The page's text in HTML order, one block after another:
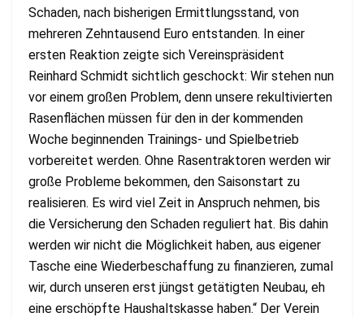
Schaden, nach bisherigen Ermittlungsstand, von
mehreren Zehntausend Euro entstanden. In einer
ersten Reaktion zeigte sich Vereinspräsident
Reinhard Schmidt sichtlich geschockt: Wir stehen nun
vor einem großen Problem, denn unsere rekultivierten
Rasenflächen müssen für den in der kommenden
Woche beginnenden Trainings- und Spielbetrieb
vorbereitet werden. Ohne Rasentraktoren werden wir
große Probleme bekommen, den Saisonstart zu
realisieren. Es wird viel Zeit in Anspruch nehmen, bis
die Versicherung den Schaden reguliert hat. Bis dahin
werden wir nicht die Möglichkeit haben, aus eigener
Tasche eine Wiederbeschaffung zu finanzieren, zumal
wir, durch unseren erst jüngst getätigten Neubau, eh
eine erschöpfte Haushaltskasse haben.“ Der Verein